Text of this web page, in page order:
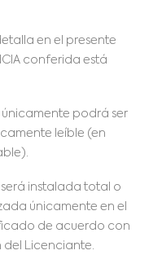
en el presente
conferida está
únicamente podrá ser
leíble (en
será instalada total o
únicamente en el
de acuerdo con
del Licenciante.